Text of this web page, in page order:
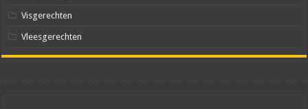
Visgerechten
Vleesgerechten